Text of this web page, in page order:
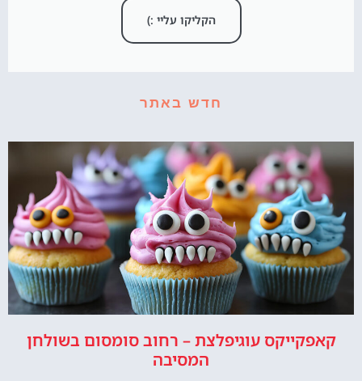
הקליקו עליי :)
חדש באתר
קאפקייקס עוגיפלצת – רחוב סומסום בשולחן
המסיבה